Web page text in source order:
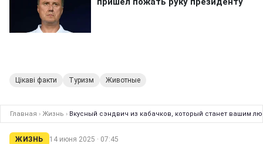
Цікаві факти Туризм Животные
Главная › Жизнь › Вкусный сэндвич из кабачков, который станет вашим
ЖИЗНЬ 14 июня 2025 · 07:45